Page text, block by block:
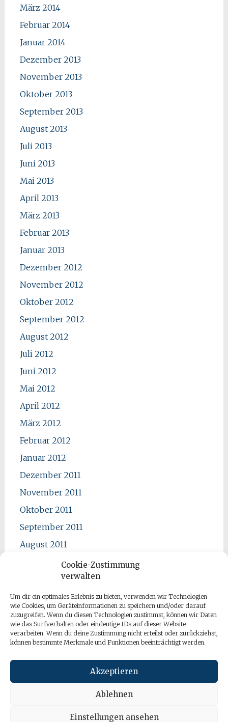
Cookie-Zustimmung
verwalten
Um dir ein optimales Erlebnis zu bieten, verwenden wir Technologien
wie Cookies, um Geräteinformationen zu speichern und/oder darauf
zuzugreifen. Wenn du diesen Technologien zustimmst, können wir Daten
wie das Surfverhalten oder eindeutige IDs auf dieser Website
verarbeiten. Wenn du deine Zustimmung nicht erteilst oder zurückziehst,
können bestimmte Merkmale und Funktionen beeinträchtigt werden.
Akzeptieren
Ablehnen
Einstellungen ansehen
März 2014
Februar 2014
Januar 2014
Dezember 2013
November 2013
Oktober 2013
September 2013
August 2013
Juli 2013
Juni 2013
Mai 2013
April 2013
März 2013
Februar 2013
Januar 2013
Dezember 2012
November 2012
Oktober 2012
September 2012
August 2012
Juli 2012
Juni 2012
Mai 2012
April 2012
März 2012
Februar 2012
Januar 2012
Dezember 2011
November 2011
Oktober 2011
September 2011
August 2011
Mai 2011
April 2011